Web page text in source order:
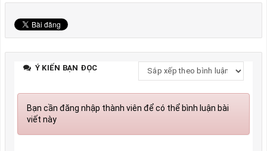
Ý KIẾN BẠN ĐỌC
Bạn cần đăng nhập thành viên để có thể bình luận bài
viết này